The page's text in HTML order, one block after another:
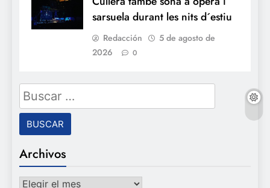
sarsuela durant les nits d´estiu
Redacción
5 de agosto de
2026
0
Buscar:
Archivos
Archivos